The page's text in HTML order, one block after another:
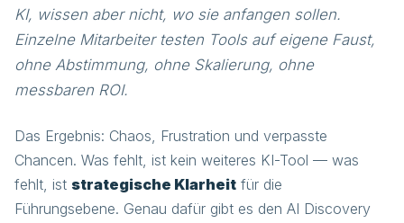
KI, wissen aber nicht, wo sie anfangen sollen.
Einzelne Mitarbeiter testen Tools auf eigene Faust,
ohne Abstimmung, ohne Skalierung, ohne
messbaren ROI.
Das Ergebnis: Chaos, Frustration und verpasste
Chancen. Was fehlt, ist kein weiteres KI-Tool — was
fehlt, ist strategische Klarheit für die
Führungsebene. Genau dafür gibt es den AI Discovery